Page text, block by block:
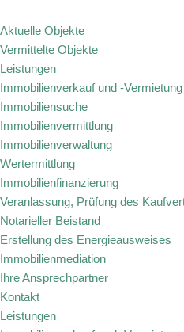
Aktuelle Objekte
Vermittelte Objekte
Leistungen
Immobilienverkauf und -Vermietung
Immobiliensuche
Immobilienvermittlung
Immobilienverwaltung
Wertermittlung
Immobilienfinanzierung
Veranlassung, Prüfung des
Notarieller Beistand
Erstellung des Energieausweises
Immobilienmediation
Ihre Ansprechpartner
Kontakt
Leistungen